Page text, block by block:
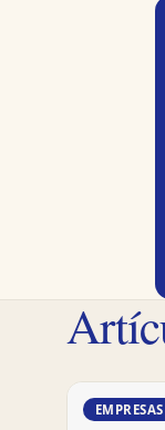
EMPRESAS